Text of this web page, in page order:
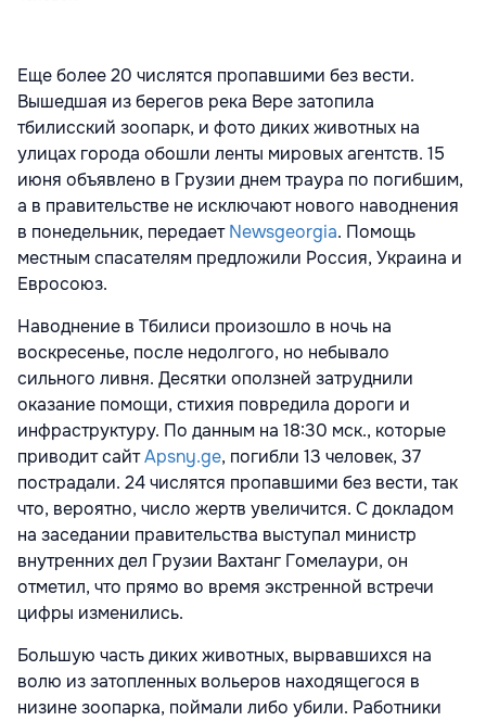
Еще более 20 числятся пропавшими без вести.
Вышедшая из берегов река Вере затопила
тбилисский зоопарк, и фото диких животных на
улицах города обошли ленты мировых агентств. 15
июня объявлено в Грузии днем траура по погибшим,
а в правительстве не исключают нового наводнения
в понедельник, передаетNewsgeorgia. Помощь
местным спасателям предложили Россия, Украина и
Евросоюз.
Наводнение в Тбилиси произошло в ночь на
воскресенье, после недолгого, но небывало
сильного ливня. Десятки оползней затруднили
оказание помощи, стихия повредила дороги и
инфраструктуру. По данным на 18:30 мск., которые
приводит сайтApsny.ge, погибли 13 человек, 37
пострадали. 24 числятся пропавшими без вести, так
что, вероятно, число жертв увеличится. С докладом
на заседании правительства выступал министр
внутренних дел Грузии Вахтанг Гомелаури, он
отметил, что прямо во время экстренной встречи
цифры изменились.
Большую часть диких животных, вырвавшихся на
волю из затопленных вольеров находящегося в
низине зоопарка, поймали либо убили. Работники